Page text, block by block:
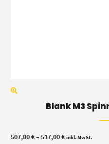
Blank M3
507,00€–517,00€Preisspanne:
inkl. MwSt.